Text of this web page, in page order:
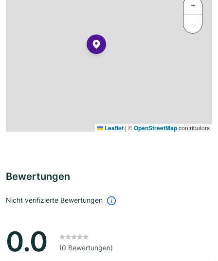
+
−
Leaflet | ©OpenStreetMapcontributors
Bewertungen
Nicht verifizierte Bewertungen
0.0 (0 Bewertungen)